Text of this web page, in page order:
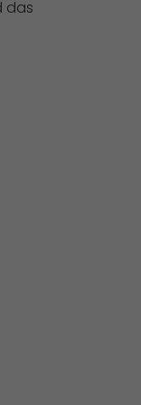
das